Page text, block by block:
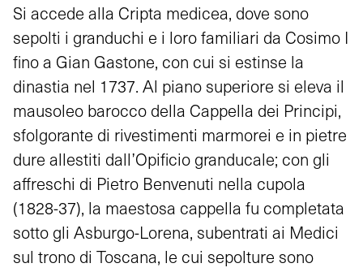
Si accede alla Cripta medicea, dove sono
sepolti i granduchi e i loro familiari da Cosimo I
fino a Gian Gastone, con cui si estinse la
dinastia nel 1737. Al piano superiore si eleva il
mausoleo barocco della Cappella dei Principi,
sfolgorante di rivestimenti marmorei e in pietre
dure allestiti dall’Opificio granducale; con gli
affreschi di Pietro Benvenuti nella cupola
(1828-37), la maestosa cappella fu completata
sotto gli Asburgo-Lorena, subentrati ai Medici
sul trono di Toscana, le cui sepolture sono